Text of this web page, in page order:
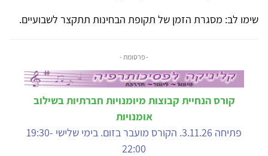
שימו לב: מסגרת הזמן של תקופת הבחינות תתקצר לשבועיים.
- פרסומת -
קורס הנחיית קבוצות מיומנויות חברתיות בשילוב
אומנויות
פתיחה 3.11.26. הקורס מועבר בזום. בימי שלישי 19:30-
22:00